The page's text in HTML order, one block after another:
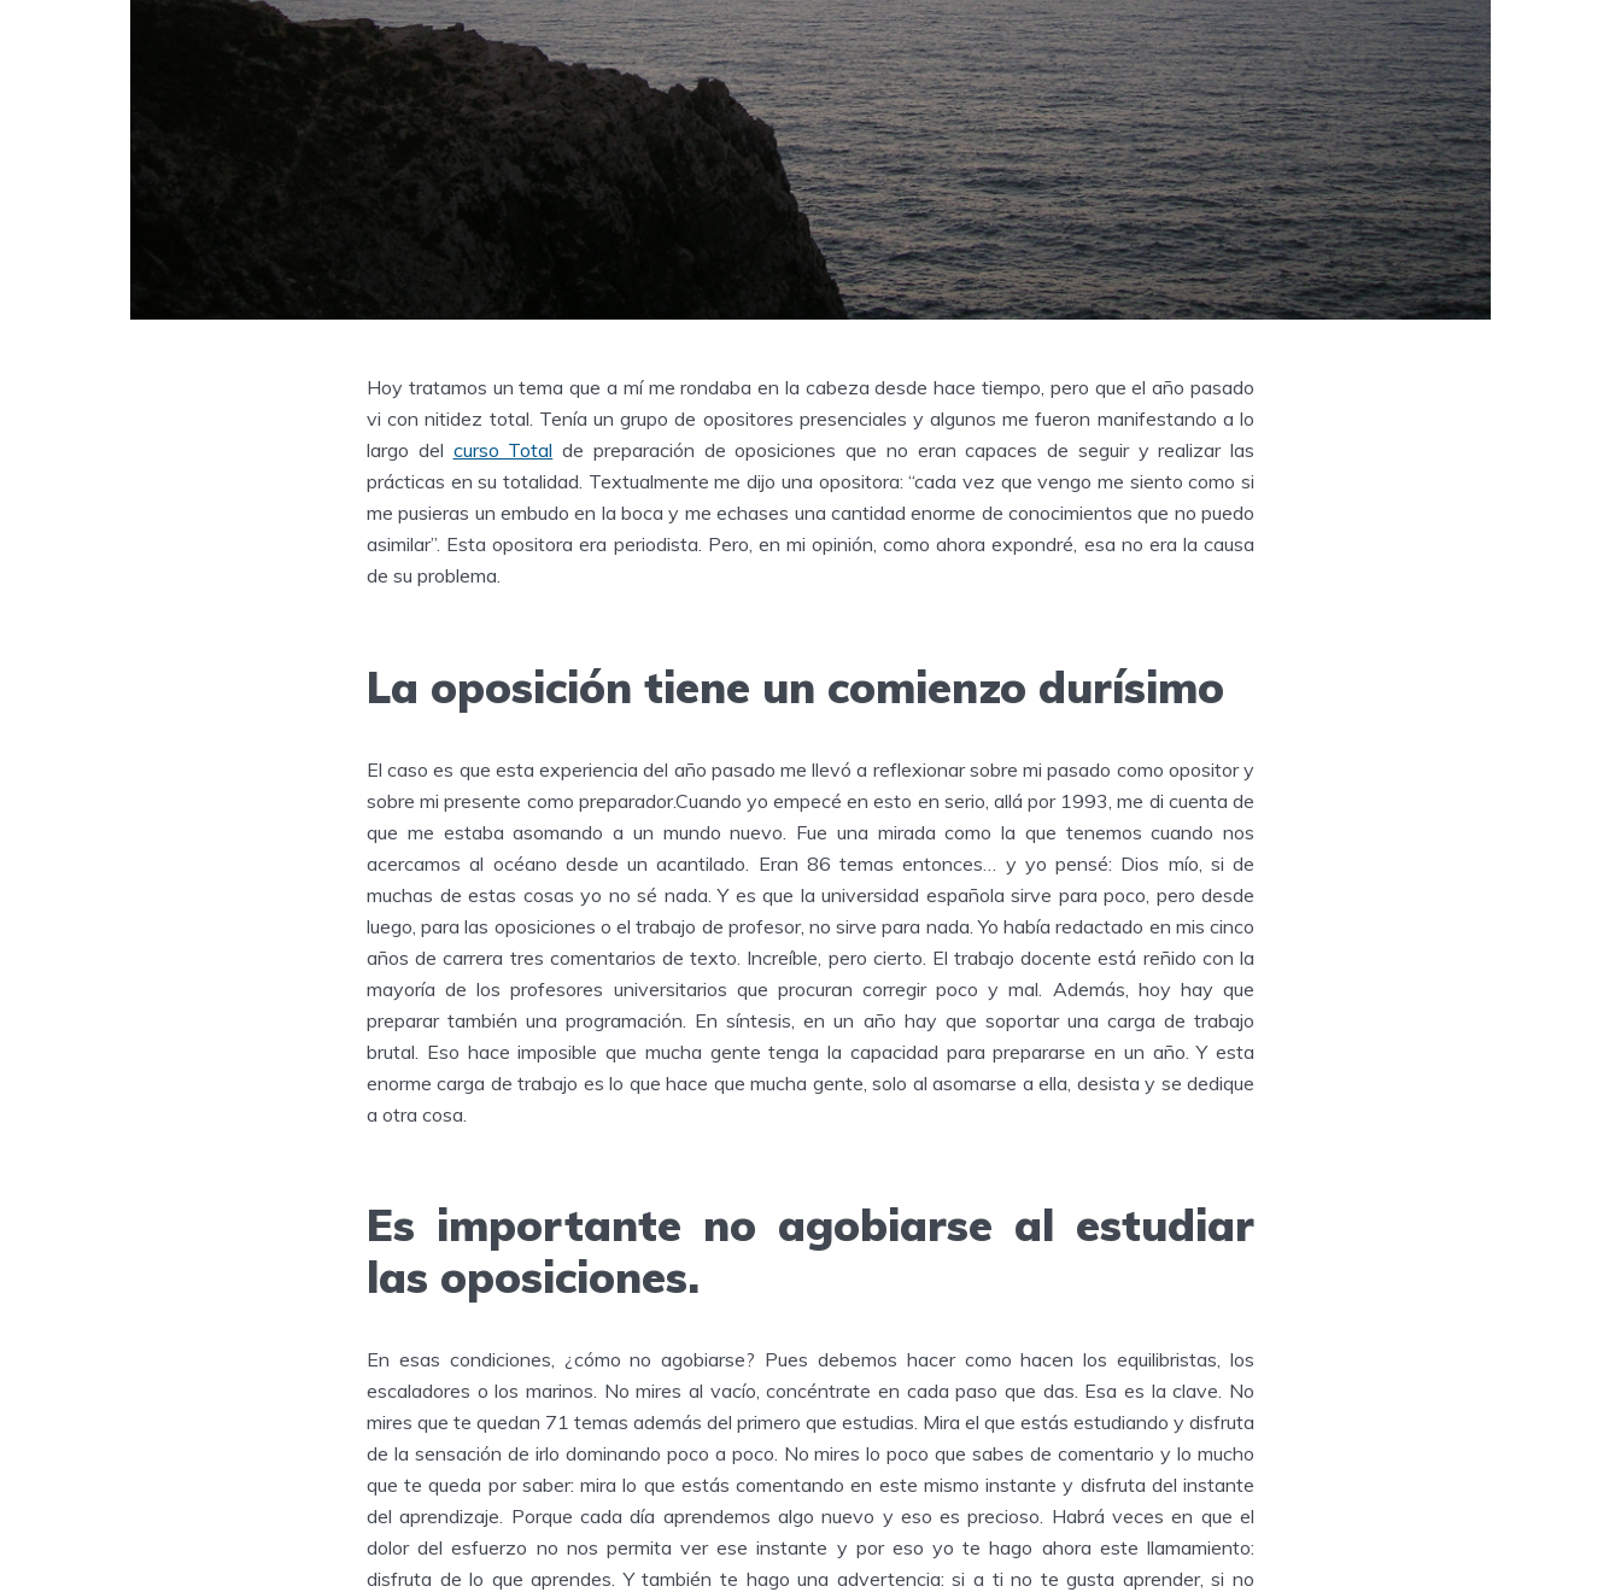
Hoy tratamos un tema que a mí me rondaba en la cabeza desde hace tiempo, pero que el año pasado
vi con nitidez total. Tenía un grupo de opositores presenciales y algunos me fueron manifestando a lo
largo del curso Total de preparación de oposiciones que no eran capaces de seguir y realizar las
prácticas en su totalidad. Textualmente me dijo una opositora: “cada vez que vengo me siento como si
me pusieras un embudo en la boca y me echases una cantidad enorme de conocimientos que no puedo
asimilar”. Esta opositora era periodista. Pero, en mi opinión, como ahora expondré, esa no era la causa
de su problema.
La oposición tiene un comienzo durísimo
El caso es que esta experiencia del año pasado me llevó a reflexionar sobre mi pasado como opositor y
sobre mi presente como preparador.Cuando yo empecé en esto en serio, allá por 1993, me di cuenta de
que me estaba asomando a un mundo nuevo. Fue una mirada como la que tenemos cuando nos
acercamos al océano desde un acantilado. Eran 86 temas entonces… y yo pensé: Dios mío, si de
muchas de estas cosas yo no sé nada. Y es que la universidad española sirve para poco, pero desde
luego, para las oposiciones o el trabajo de profesor, no sirve para nada. Yo había redactado en mis cinco
años de carrera tres comentarios de texto. Increíble, pero cierto. El trabajo docente está reñido con la
mayoría de los profesores universitarios que procuran corregir poco y mal. Además, hoy hay que
preparar también una programación. En síntesis, en un año hay que soportar una carga de trabajo
brutal. Eso hace imposible que mucha gente tenga la capacidad para prepararse en un año. Y esta
enorme carga de trabajo es lo que hace que mucha gente, solo al asomarse a ella, desista y se dedique
a otra cosa.
Es importante no agobiarse al estudiar
las oposiciones.
En esas condiciones, ¿cómo no agobiarse? Pues debemos hacer como hacen los equilibristas, los
escaladores o los marinos. No mires al vacío, concéntrate en cada paso que das. Esa es la clave. No
mires que te quedan 71 temas además del primero que estudias. Mira el que estás estudiando y disfruta
de la sensación de irlo dominando poco a poco. No mires lo poco que sabes de comentario y lo mucho
que te queda por saber: mira lo que estás comentando en este mismo instante y disfruta del instante
del aprendizaje. Porque cada día aprendemos algo nuevo y eso es precioso. Habrá veces en que el
dolor del esfuerzo no nos permita ver ese instante y por eso yo te hago ahora este llamamiento:
disfruta de lo que aprendes. Y también te hago una advertencia: si a ti no te gusta aprender, si no